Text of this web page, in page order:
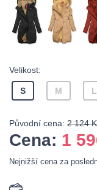
Velikost:
S M L
Původní cena: 2 124
Cena: 1
Nejnižší cena za